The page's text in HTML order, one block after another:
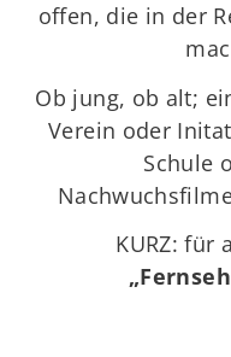
offen, die in der
Ob jung, ob alt;
Verein oder
Schule
KURZ: für